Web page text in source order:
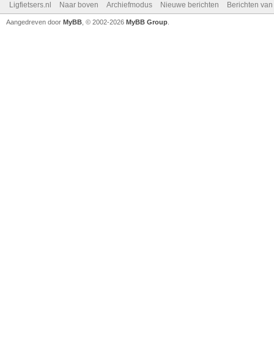
Ligfietsers.nl Naar boven Archiefmodus Nieuwe berichten Berichten
Aangedreven door MyBB , © 2002-2026 MyBB Group